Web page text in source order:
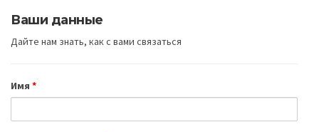
Ваши данные
Дайте нам знать, как с вами связаться
Имя *